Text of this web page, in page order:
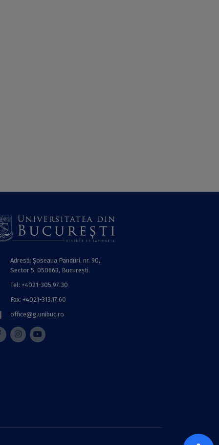
Adresă: Șoseaua Panduri, nr. 90,
Sector 5, 050663, Bucureşti.
Tel: +4021-305.97.30
Fax: +4021-313.17.60
office@g.unibuc.ro